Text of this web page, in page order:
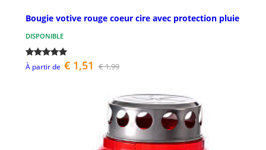
Bougie votive rouge coeur cire avec protection pluie
DISPONIBLE
À partir de € 1,51 € 1,99